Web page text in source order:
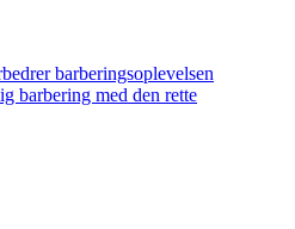
barberingsoplevelsen
barbering med den rette